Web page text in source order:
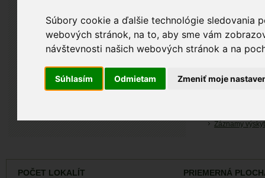
Súbory cookie a ďalšie technológie sledovania
webových stránok, na to, aby sme vám
návštevnosti našich webových stránok a na
Súhlasím Odmietam Zmeniť moje
KÓD NATURA
91G0
Záznamy
POČET LOKALÍT PRIEMERNÁ